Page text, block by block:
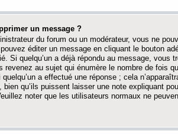
un message ?
du forum ou un modérateur, vous ne
éditer un message en cliquant le bouton
Si quelqu’un a déjà répondu au message, vous
revenez au sujet qui énumère le nombre de fois
quelqu’un a effectué une réponse ; cela
qu’ils puissent laisser une note expliquant
noter que les utilisateurs normaux ne